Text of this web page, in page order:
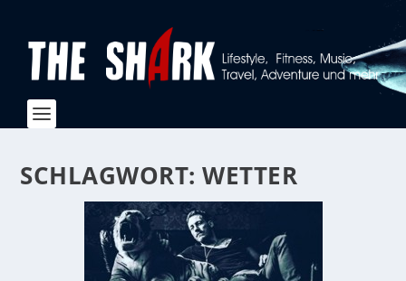
SCHLAGWORT:WETTER